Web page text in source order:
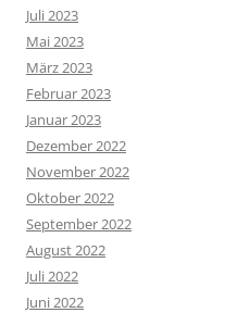
Juli 2023
Mai 2023
März 2023
Februar 2023
Januar 2023
Dezember 2022
November 2022
Oktober 2022
September 2022
August 2022
Juli 2022
Juni 2022